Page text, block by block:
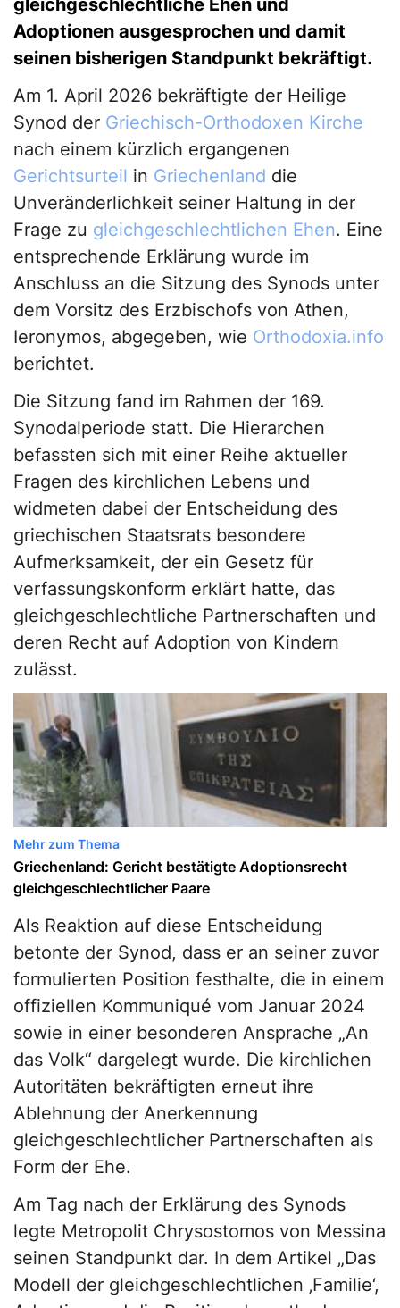
Adoptionen ausgesprochen und damit
seinen bisherigen Standpunkt bekräftigt.
Am 1. April 2026 bekräftigte der Heilige
Synod der Griechisch-Orthodoxen Kirche
nach einem kürzlich ergangenen
Gerichtsurteil in Griechenland die
Unveränderlichkeit seiner Haltung in der
Frage zu gleichgeschlechtlichen Ehen. Eine
entsprechende Erklärung wurde im
Anschluss an die Sitzung des Synods unter
dem Vorsitz des Erzbischofs von Athen,
Ieronymos, abgegeben, wie Orthodoxia.info
berichtet.
Die Sitzung fand im Rahmen der 169.
Synodalperiode statt. Die Hierarchen
befassten sich mit einer Reihe aktueller
Fragen des kirchlichen Lebens und
widmeten dabei der Entscheidung des
griechischen Staatsrats besondere
Aufmerksamkeit, der ein Gesetz für
verfassungskonform erklärt hatte, das
gleichgeschlechtliche Partnerschaften und
deren Recht auf Adoption von Kindern
zulässt.
Mehr zum Thema
Griechenland: Gericht bestätigte Adoptionsrecht
gleichgeschlechtlicher Paare
Als Reaktion auf diese Entscheidung
betonte der Synod, dass er an seiner zuvor
formulierten Position festhalte, die in einem
offiziellen Kommuniqué vom Januar 2024
sowie in einer besonderen Ansprache „An
das Volk“ dargelegt wurde. Die kirchlichen
Autoritäten bekräftigten erneut ihre
Ablehnung der Anerkennung
gleichgeschlechtlicher Partnerschaften als
Form der Ehe.
Am Tag nach der Erklärung des Synods
legte Metropolit Chrysostomos von Messina
seinen Standpunkt dar. In dem Artikel „Das
Modell der gleichgeschlechtlichen ‚Familie‘,